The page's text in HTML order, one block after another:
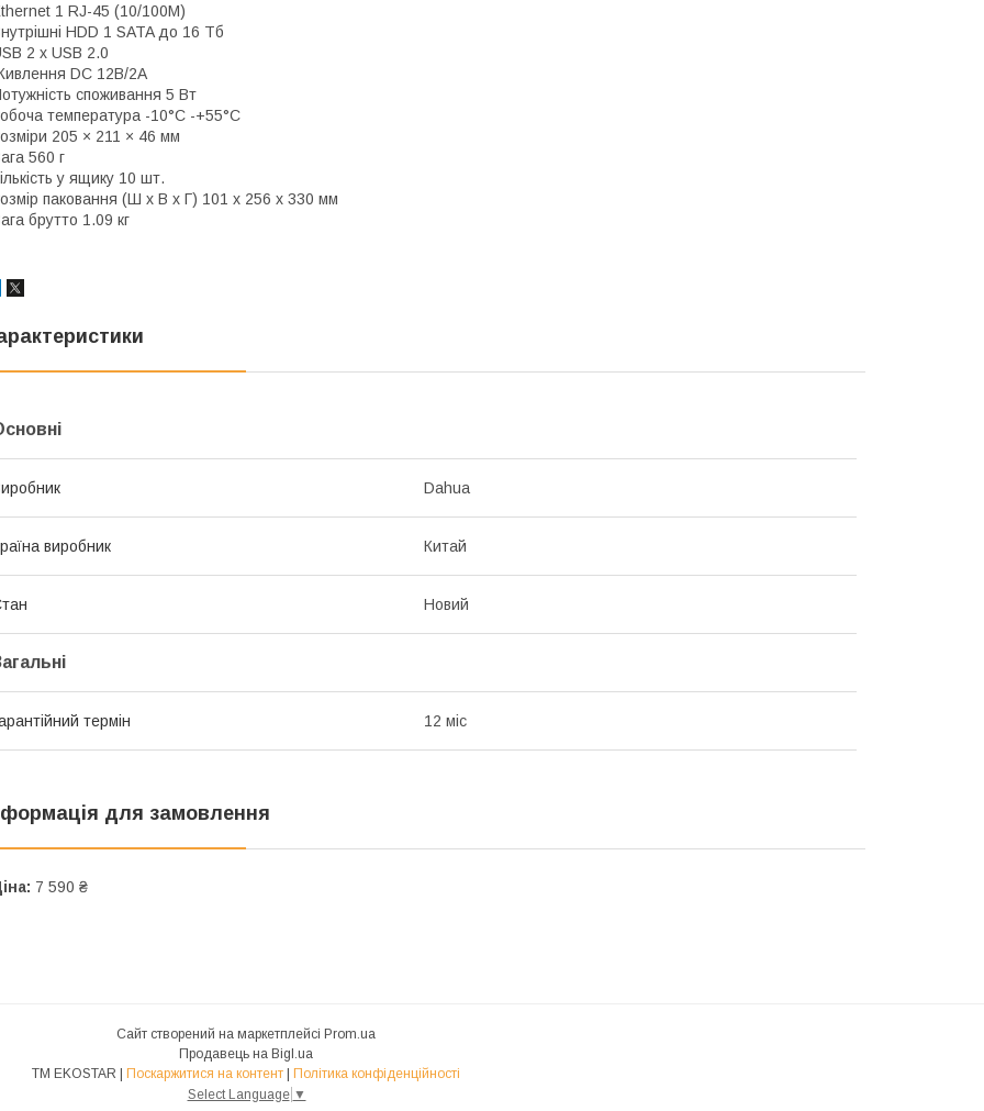
1 RJ-45 (10/100М)
HDD 1 SATA до 16 Тб
2 x USB 2.0
DC 12В/2A
споживання 5 Вт
температура -10°C -+55°C
205 × 211 × 46 мм
560 г
у ящику 10 шт.
паковання (Ш х В х Г) 101 x 256 x 330 мм
брутто 1.09 кг
Dahua
виробник Китай
Новий
термін 12 міс
для замовлення
7 590 ₴
Сайт створений на маркетплейсі Prom.ua
Продавець на Bigl.ua
ТМ EKOSTAR | Поскаржитися на контент | Політика конфіденційності
Select Language ▼